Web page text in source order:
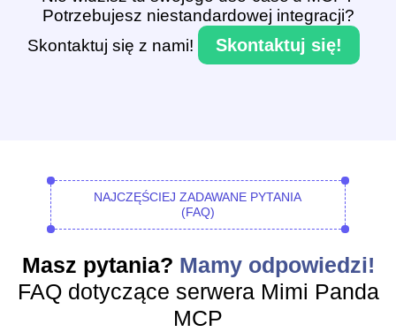
Potrzebujesz niestandardowej integracji?
Skontaktuj się z nami!
Skontaktuj się!
NAJCZĘŚCIEJ ZADAWANE PYTANIA
(FAQ)
Masz pytania? Mamy odpowiedzi!
FAQ dotyczące serwera Mimi Panda
MCP